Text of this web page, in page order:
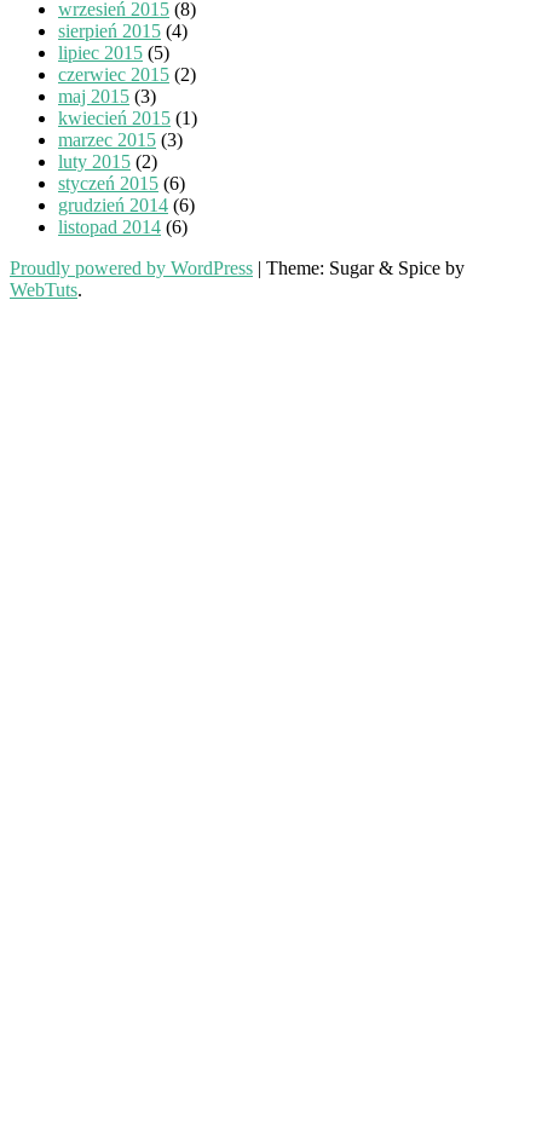
wrzesień 2015 (8)
sierpień 2015 (4)
lipiec 2015 (5)
czerwiec 2015 (2)
maj 2015 (3)
kwiecień 2015 (1)
marzec 2015 (3)
luty 2015 (2)
styczeń 2015 (6)
grudzień 2014 (6)
listopad 2014 (6)
Proudly powered by WordPress
Theme: Sugar & Spice by
WebTuts.